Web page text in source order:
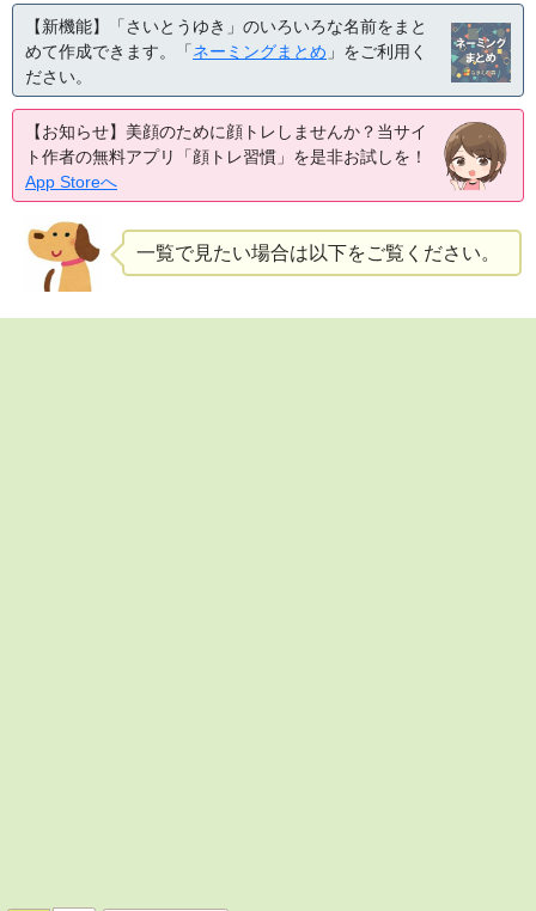
【新機能】「さいとうゆき」のいろいろな名前をまと
めて作成できます。「ネーミングまとめ 」をご利用く
ださい。
【お知らせ】美顔のために顔トレしませんか？当サイ
ト作者の無料アプリ「顔トレ習慣」を是非お試しを！
App Storeへ
一覧で見たい場合は以下をご覧ください。